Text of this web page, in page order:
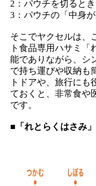
2：パウチを切ると
3：パウチの「中身
そこでヤクセルは、
ト食品専用ハサミ「
能でありながら、シ
で持ち運びや収納も
トドアや、旅行にも
ておくと、非常食や
です。
■「れとらくはさみ